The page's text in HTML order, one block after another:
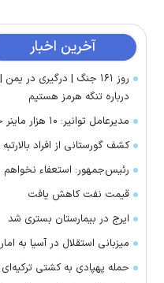
آخرین اخبار
روز ۱۶۱ جنگ | درگیری در
درباره تنگه هرمز هستیم
مدیرعامل توانیر: ۱۰ هزار ماینر جمع‌آوری شد
کشف گورستانی از افراد بالارتبه
رئیس‌جمهور: استعفاء
قیمت نفت کاهش یافت
ایرج در بیمارستان بستری شد
میزبانی استقلال در آسیا به
حمله پهپادی به کشتی